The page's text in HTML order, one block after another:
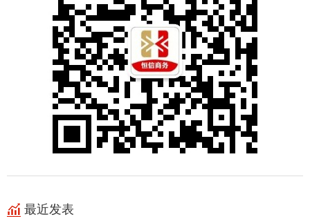
最近发表